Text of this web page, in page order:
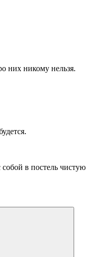
них никому нельзя.
в постель чистую